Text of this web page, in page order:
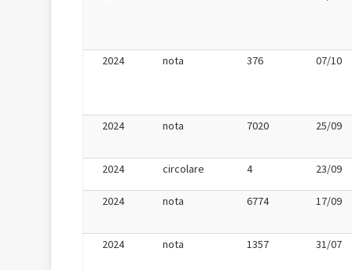
2024 nota 376 07/10
2024 nota 7020 25/09
2024 circolare 4 23/09
2024 nota 6774 17/09
2024 nota 1357 31/07